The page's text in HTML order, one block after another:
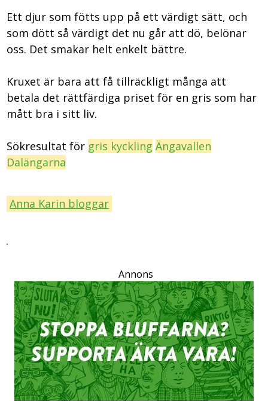
Ett djur som fötts upp på ett värdigt sätt, och
som dött så värdigt det nu går att dö, belönar
oss. Det smakar helt enkelt bättre.
Kruxet är bara att få tillräckligt många att
betala det rättfärdiga priset för en gris som har
mått bra i sitt liv.
Sökresultat för gris kyckling Ängavallen
Dalängarna
Anna Karin bloggar
Annons